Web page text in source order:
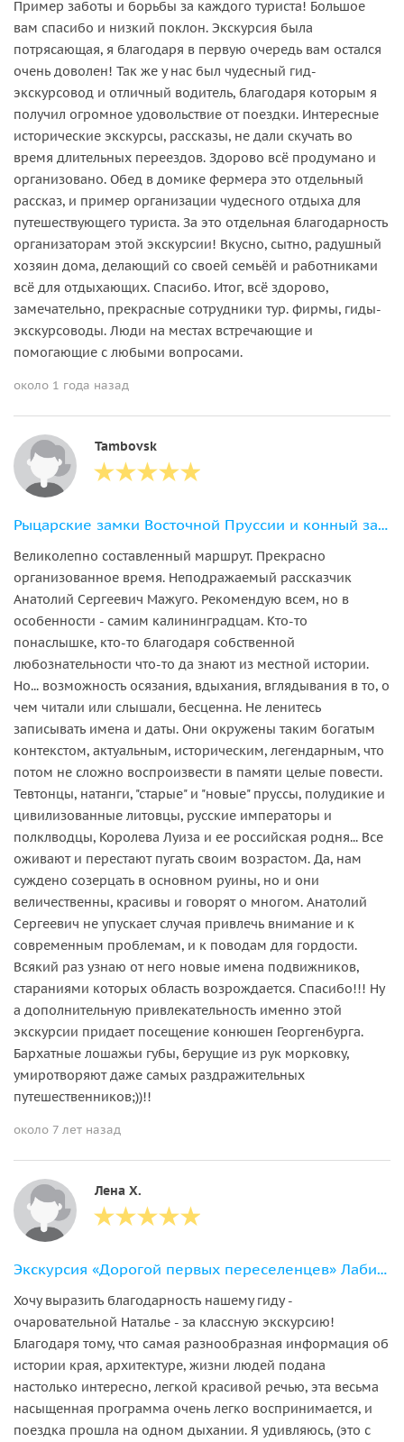
Пример заботы и борьбы за каждого туриста! Большое
вам спасибо и низкий поклон. Экскурсия была
потрясающая, я благодаря в первую очередь вам остался
очень доволен! Так же у нас был чудесный гид-
экскурсовод и отличный водитель, благодаря которым я
получил огромное удовольствие от поездки. Интересные
исторические экскурсы, рассказы, не дали скучать во
время длительных переездов. Здорово всё продумано и
организовано. Обед в домике фермера это отдельный
рассказ, и пример организации чудесного отдыха для
путешествующего туриста. За это отдельная благодарность
организаторам этой экскурсии! Вкусно, сытно, радушный
хозяин дома, делающий со своей семьёй и работниками
всё для отдыхающих. Спасибо. Итог, всё здорово,
замечательно, прекрасные сотрудники тур. фирмы, гиды-
экскурсоводы. Люди на местах встречающие и
помогающие с любыми вопросами.
около 1 года назад
Tambovsk
Рыцарские замки Восточной Пруссии и конный завод «Георгенбург»
Великолепно составленный маршрут. Прекрасно
организованное время. Неподражаемый рассказчик
Анатолий Сергеевич Мажуго. Рекомендую всем, но в
особенности - самим калининградцам. Кто-то
понаслышке, кто-то благодаря собственной
любознательности что-то да знают из местной истории.
Но... возможность осязания, вдыхания, вглядывания в то, о
чем читали или слышали, бесценна. Не ленитесь
записывать имена и даты. Они окружены таким богатым
контекстом, актуальным, историческим, легендарным, что
потом не сложно воспроизвести в памяти целые повести.
Тевтонцы, натанги, "старые" и "новые" пруссы, полудикие и
цивилизованные литовцы, русские императоры и
полклводцы, Королева Луиза и ее российская родня... Все
оживают и перестают пугать своим возрастом. Да, нам
суждено созерцать в основном руины, но и они
величественны, красивы и говорят о многом. Анатолий
Сергеевич не упускает случая привлечь внимание и к
современным проблемам, и к поводам для гордости.
Всякий раз узнаю от него новые имена подвижников,
стараниями которых область возрождается. Спасибо!!! Ну
а дополнительную привлекательность именно этой
экскурсии придает посещение конюшен Георгенбурга.
Бархатные лошажьи губы, берущие из рук морковку,
умиротворяют даже самых раздражительных
путешественников;))!!
около 7 лет назад
Лена Х.
Экскурсия «Дорогой первых переселенцев» Лабиау и Вальдвинкель
Хочу выразить благодарность нашему гиду -
очаровательной Наталье - за классную экскурсию!
Благодаря тому, что самая разнообразная информация об
истории края, архитектуре, жизни людей подана
настолько интересно, легкой красивой речью, эта весьма
насыщенная программа очень легко воспринимается, и
поездка прошла на одном дыхании. Я удивляюсь, (это с